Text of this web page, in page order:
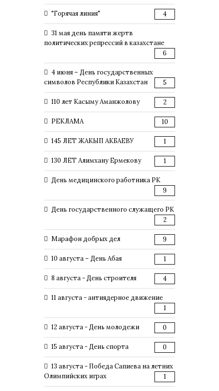
"Горячая линия" 4
31 мая день памяти жертв
политических репрессий в казахстане
6
4 июня – День государственных
символов Республики Казахстан
5
110 лет Касыму Аманжолову 2
РЕКЛАМА 10
145 ЛЕТ ЖАКЫП АКБАЕВУ 1
130 ЛЕТ Алимхану Ермекову 1
День медицинского работника РК
9
День государственного служащего РК
2
Марафон добрых дел 9
10 августа – День Абая 1
8 августа - День строителя 4
11 августа - антиядерное движение
1
12 августа - День молодежи 0
15 августа - День спорта 0
13 августа - Победа Сапиева на летних
Олимпийских играх
1